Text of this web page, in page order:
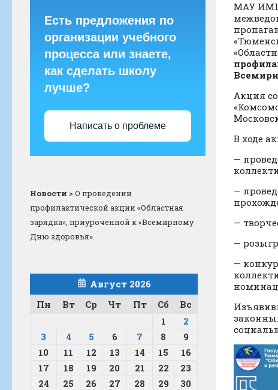
МАУ ИМЦ
Акция
В ходе
—
—
—
—
—
Есть предложения по
организации учебного
процесса или знаете,
как сделать школу
лучше?
Написать о проблеме
Новости >О проведении
профилактической акции «Областная
зарядка», приуроченной к «Всемирному
Дню здоровья».
Август 2026
Пн
Вт Ср Чт Пт Сб
Вс
1
2
3
4 5 6 7 8
9
10
11 12 13 14 15
16
17
18 19 20 21 22
23
24
25 26 27 28 29
30